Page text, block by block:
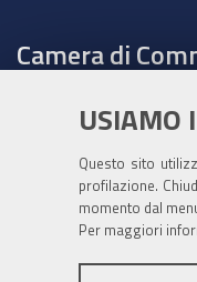
USIAMO
Questo sito
profilazione.
momento dal
Per maggiori
Camera di
Tel. 059208111 -URP
Contabilità speciale
IT75Q 01000
Fatt. elettronica -